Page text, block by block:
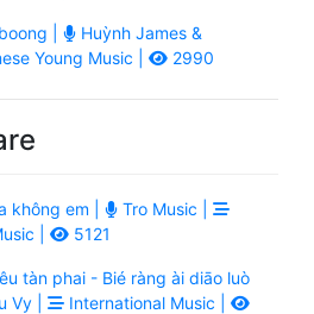
|
Huỳnh James &
Young Music | 2990
không em |
Tro Music |
|
5121
tàn phai - Bié ràng ài diāo luò
Vy |
International Music |